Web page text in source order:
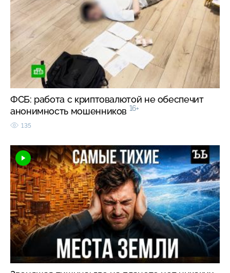
ФСБ: работа с криптовалютой не обеспечит
анонимность мошенников 16+
135